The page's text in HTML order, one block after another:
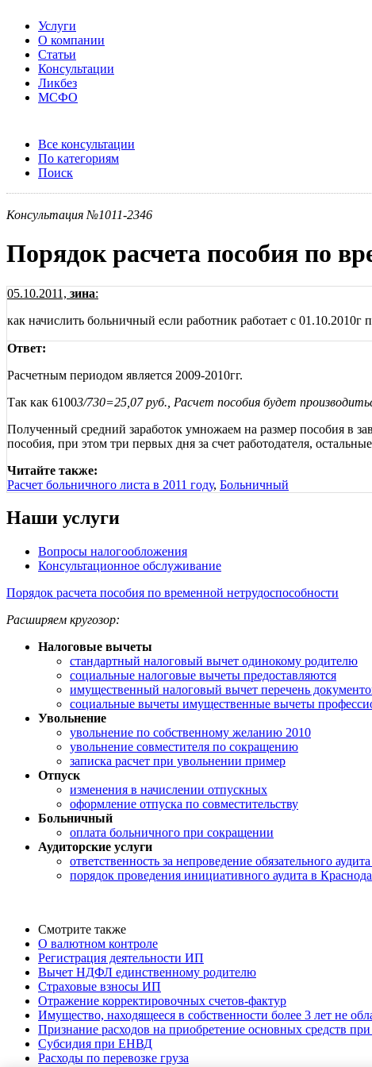
Услуги
О компании
Статьи
Консультации
Ликбез
МСФО
Все консультации
По категориям
Поиск
Консультация №1011-2346
Порядок расчета пособия по
05.10.2011, зина:
как начислить больничный если работник работает с 01.10.2010г
Ответ:
Расчетным периодом является 2009-2010гг.
Так как 61003/730=25,07 руб., Расчет пособия будет
Полученный средний заработок умножаем на размер пособия в
пособия, при этом три первых дня за счет работодателя,
Читайте также:
Расчет больничного листа в 2011 году, Больничный
Наши услуги
Вопросы налогообложения
Консультационное обслуживание
Порядок расчета пособия по временной нетрудоспособности
Расширяем кругозор:
Налоговые вычеты
стандартный налоговый вычет одинокому родителю
социальные налоговые вычеты предоставляются
имущественный налоговый вычет перечень
социальные вычеты имущественные вычеты
Увольнение
увольнение по собственному желанию 2010
увольнение совместителя по сокращению
записка расчет при увольнении пример
Отпуск
изменения в начислении отпускных
оформление отпуска по совместительству
Больничный
оплата больничного при сокращении
Аудиторские услуги
ответственность за непроведение обязательного
порядок проведения инициативного аудита в
Смотрите также
О валютном контроле
Регистрация деятельности ИП
Вычет НДФЛ единственному родителю
Страховые взносы ИП
Отражение корректировочных счетов-фактур
Имущество, находящееся в собственности более 3 лет не
Признание расходов на приобретение основных средств
Субсидия при ЕНВД
Расходы по перевозке груза